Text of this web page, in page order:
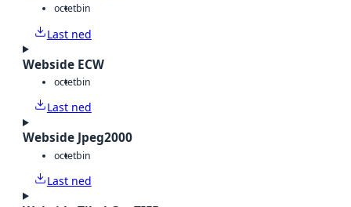
octetbin
Last ned
Webside ECW
octetbin
Last ned
Webside Jpeg2000
octetbin
Last ned